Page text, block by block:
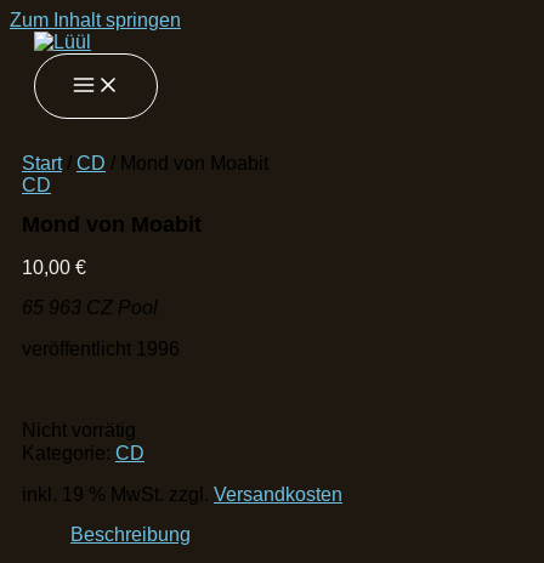
Zum Inhalt springen
Start/ CD / Mond von Moabit
CD
Mond von Moabit
10,00 €
65 963 CZ Pool
veröffentlicht 1996
Nicht vorrätig
Kategorie: CD
inkl. 19 % MwSt. zzgl. Versandkosten
Beschreibung